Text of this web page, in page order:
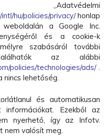
hu/policies/privacy/honlap
a Google Inc.
és a cookie-k
szabásáról további
az alábbi
policies/technologies/ads/.
lehetőség.
és automatikusan
Ezekből az
nyerhető, így az Infotv.
valósít meg.